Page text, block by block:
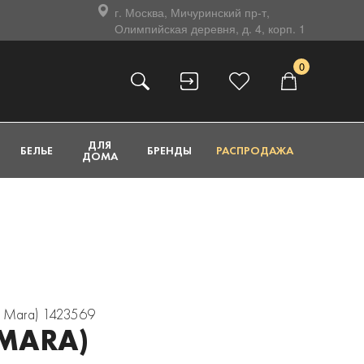
г. Москва, Мичуринский пр-т,
Олимпийская деревня, д. 4, корп. 1
0
БЕЛЬЕ ДЛЯ
ДОМА БРЕНДЫ РАСПРОДАЖА
Mara) 1423569